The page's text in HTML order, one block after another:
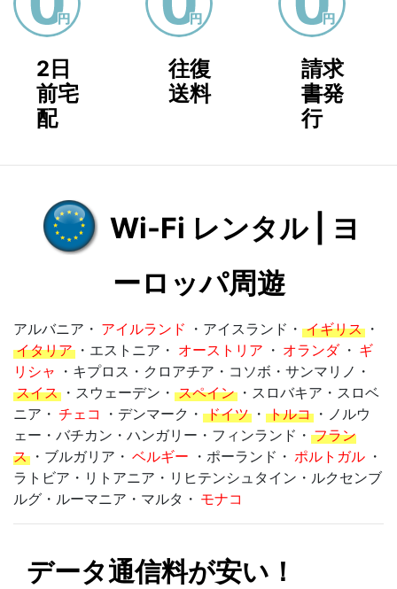
2日
前宅
配
往復
送料
請求
書発
行
Wi-Fi レンタル | ヨ
ーロッパ周遊
アルバニア・ アイルランド ・アイスランド・イギリス・
イタリア ・エストニア・ オーストリア ・ オランダ ・ ギ
リシャ ・キプロス・クロアチア・コソボ・サンマリノ・
スイス ・スウェーデン・スペイン・スロバキア・スロベ
ニア・ チェコ ・デンマーク・ドイツ・ トルコ ・ノルウ
ェー・バチカン・ハンガリー・フィンランド・ フラン
ス ・ブルガリア・ ベルギー ・ポーランド・ ポルトガル ・
ラトビア・リトアニア・リヒテンシュタイン・ルクセンブ
ルグ・ルーマニア・マルタ・ モナコ
データ通信料が安い！